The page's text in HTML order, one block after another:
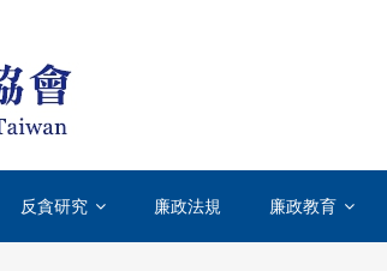
台灣透明組織TICT-
國際上唯一專門致力於打擊貪汙腐
反貪研究 廉政法規 廉政教育